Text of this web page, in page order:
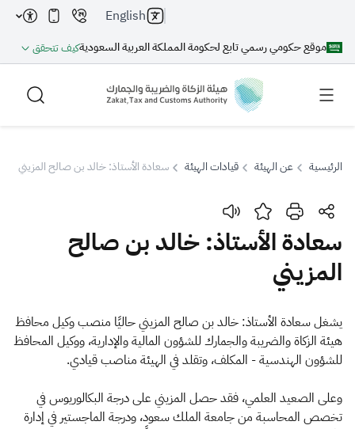
موقع حكومي رسمي تابع لحكومة المملكة العربية السعوديةكيف تتحقق
English
بحث
بحث
اقتراحات
الزكاة الجمارك
ضريبة القيمة المضافة
الرئيسية عن الهيئة قيادات الهيئة سعادة الأستاذ: خالد بن صالح المزيني
سعادة الأستاذ: خالد بن صالح
المزيني
​يشغل سعادة الأستاذ: خالد بن صالح المزيني حاليًا منصب وكيل محافظ
هيئة الزكاة والضريبة والجمارك للشؤون المالية والإدارية، ووكيل المحافظ
للشؤون الهندسية - المكلف، وتقلد في الهيئة مناصب قيادي.
وعلى الصعيد العلمي، فقد حصل المزيني على درجة البكالوريوس في
تخصص المحاسبة من جامعة الملك سعود، ودرجة الماجستير في إدارة